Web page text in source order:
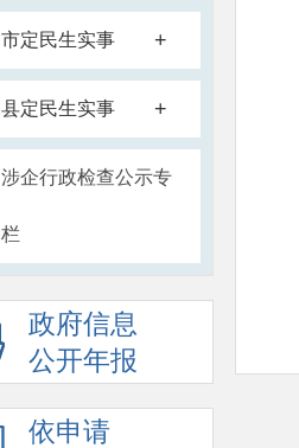
市定民生实事 +
县定民生实事 +
涉企行政检查公示专
栏
政府信息
公开年报
依申请